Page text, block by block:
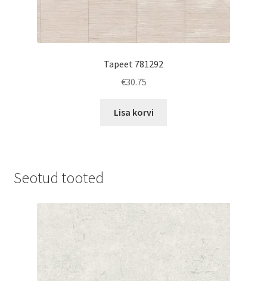
Tapeet 781292
€30.75
Lisa korvi
Seotud tooted